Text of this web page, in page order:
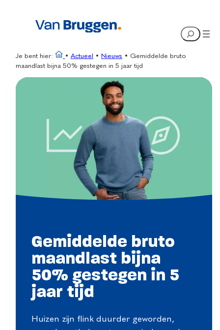
Search
Je bent hier: • Actueel • Nieuws • Gemiddelde bruto
maandlast bijna 50% gestegen in 5 jaar tijd
Gemiddelde bruto
maandlast bijna
50% gestegen in 5
jaar tijd
Huizen zijn flink duurder geworden,